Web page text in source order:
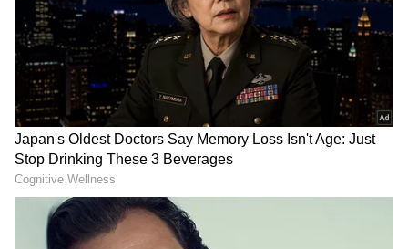
13
Image Credit :Asianet News
మేష రాశి ఫలాలు
ఈ వారం మేష రాశివారికి కొంత ఉత్సాహం, ఒత్తిడి కలిసిన
పరిస్థితులు ఉంటాయి. ఉద్యోగంలో కొత్త బాధ్యతలు